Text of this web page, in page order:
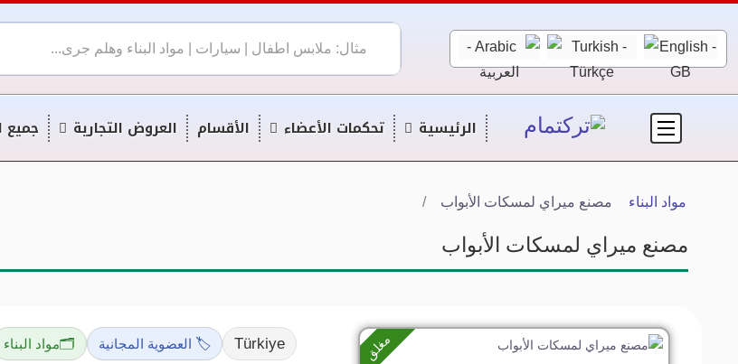
الرئيسية تحكمات الأعضاء الأقسام العروض التجارية جميع
مواد البناء مصنع ميراي لمسكات الأبواب
مصنع ميراي لمسكات الأبواب
مغلق Türkiye 🏷️ العضوية المجانية 🗂️مواد البناء